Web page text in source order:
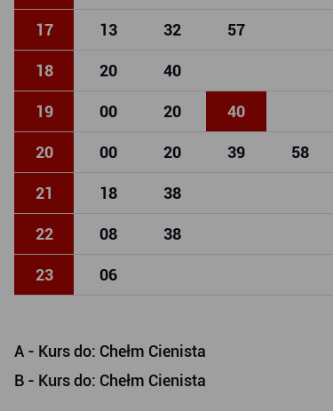
17 13 32 57
18 20 40
19 00 20 40
20 00 20 39 58
21 18 38
22 08 38
23 06
A - Kurs do: Chełm Cienista
B - Kurs do: Chełm Cienista